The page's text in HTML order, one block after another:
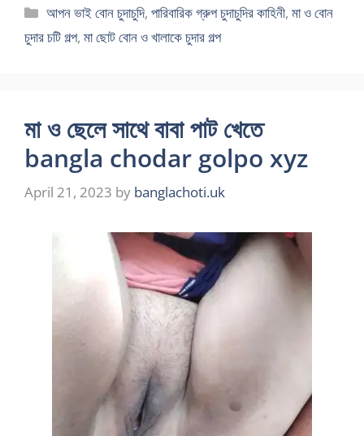
Categories
আপন ভাই বোন চুদাচুদি,পারিবারিক গ্রুপ চুদাচুদির কাহিনী,মা ও বোন
চুদার চটি গল্প, মা ছোট বোন ও খালাকে চুদার গল্প
মা ও ছেলে সাথে বাবা পাট খেতে
bangla chodar golpo xyz
April 21, 2023 by banglachoti.uk